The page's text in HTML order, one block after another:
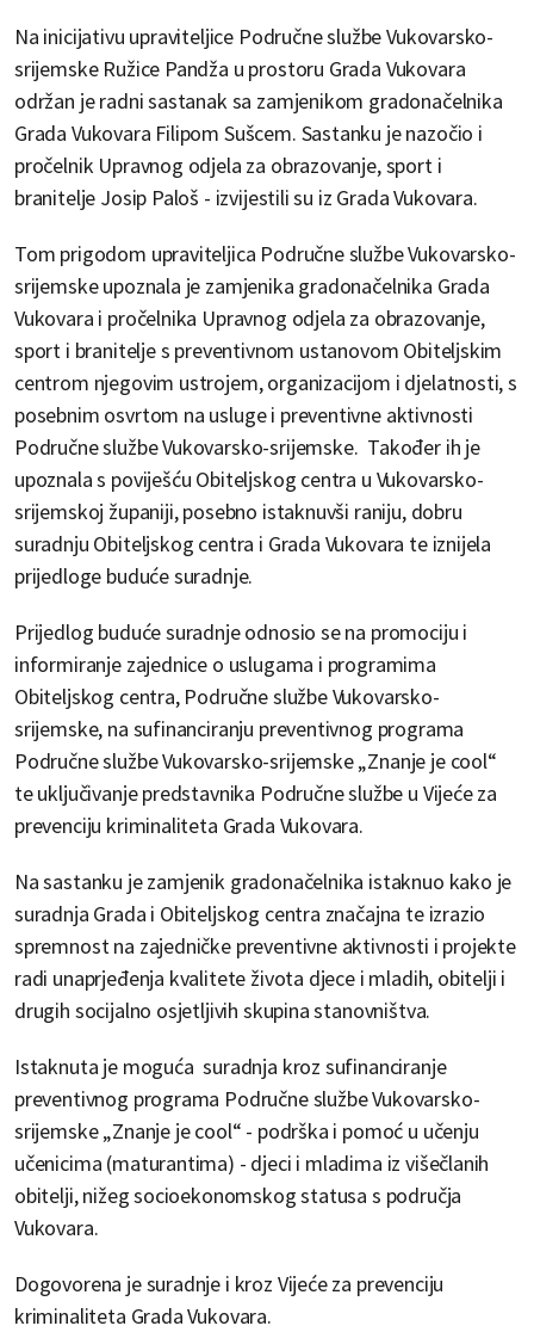
Na inicijativu upraviteljice Područne službe Vukovarsko-
srijemske Ružice Pandža u prostoru Grada Vukovara
održan je radni sastanak sa zamjenikom gradonačelnika
Grada Vukovara Filipom Sušcem. Sastanku je nazočio i
pročelnik Upravnog odjela za obrazovanje, sport i
branitelje Josip Paloš - izvijestili su iz Grada Vukovara.
Tom prigodom upraviteljica Područne službe Vukovarsko-
srijemske upoznala je zamjenika gradonačelnika Grada
Vukovara i pročelnika Upravnog odjela za obrazovanje,
sport i branitelje s preventivnom ustanovom Obiteljskim
centrom njegovim ustrojem, organizacijom i djelatnosti, s
posebnim osvrtom na usluge i preventivne aktivnosti
Područne službe Vukovarsko-srijemske. Također ih je
upoznala s poviješću Obiteljskog centra u Vukovarsko-
srijemskoj županiji, posebno istaknuvši raniju, dobru
suradnju Obiteljskog centra i Grada Vukovara te iznijela
prijedloge buduće suradnje.
Prijedlog buduće suradnje odnosio se na promociju i
informiranje zajednice o uslugama i programima
Obiteljskog centra, Područne službe Vukovarsko-
srijemske, na sufinanciranju preventivnog programa
Područne službe Vukovarsko-srijemske „Znanje je cool“
te uključivanje predstavnika Područne službe u Vijeće za
prevenciju kriminaliteta Grada Vukovara.
Na sastanku je zamjenik gradonačelnika istaknuo kako je
suradnja Grada i Obiteljskog centra značajna te izrazio
spremnost na zajedničke preventivne aktivnosti i projekte
radi unaprjeđenja kvalitete života djece i mladih, obitelji i
drugih socijalno osjetljivih skupina stanovništva.
Istaknuta je moguća suradnja kroz sufinanciranje
preventivnog programa Područne službe Vukovarsko-
srijemske „Znanje je cool“ - podrška i pomoć u učenju
učenicima (maturantima) - djeci i mladima iz višečlanih
obitelji, nižeg socioekonomskog statusa s područja
Vukovara.
Dogovorena je suradnje i kroz Vijeće za prevenciju
kriminaliteta Grada Vukovara.